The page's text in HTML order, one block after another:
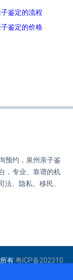
鉴定的流程
鉴定的价格
预约，泉州亲子鉴
，专业、靠谱的机
法、隐私、移民、
有粤ICP备202310